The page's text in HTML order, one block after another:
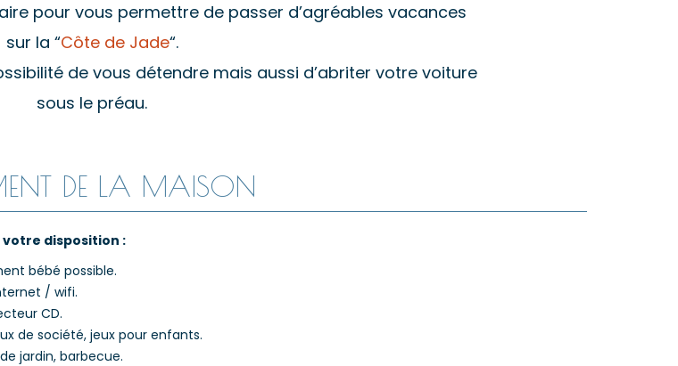
pour vous permettre de passer d’agréables vacances
sur la “Côte de Jade“.
de vous détendre mais aussi d’abriter votre voiture
sous le préau.
DE LA MAISON
votre disposition :
bébé possible.
/ wifi.
CD.
de société, jeux pour enfants.
jardin, barbecue.